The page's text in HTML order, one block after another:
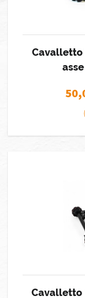
Cavalletto
Cavalletto